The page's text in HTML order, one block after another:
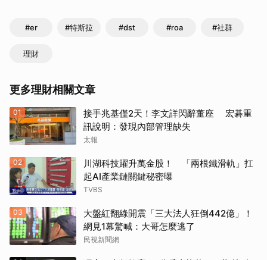
#er #特斯拉 #dst #roa #社群
理財
更多理財相關文章
01
接手兆基僅2天！李文詳閃辭董座 宏碁重
訊說明：發現內部管理缺失
太報
02
川湖科技躍升萬金股！ 「兩根鐵滑軌」扛
起AI產業鏈關鍵秘密曝
TVBS
03
大盤紅翻綠開震「三大法人狂倒442億」！
網見1幕驚喊：大哥怎麼逃了
民視新聞網